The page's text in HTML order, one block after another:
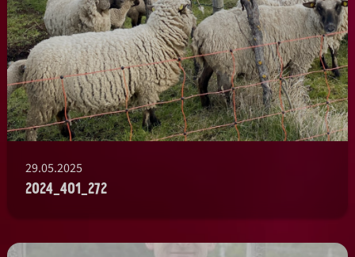
29.05.2025
2024_401_272